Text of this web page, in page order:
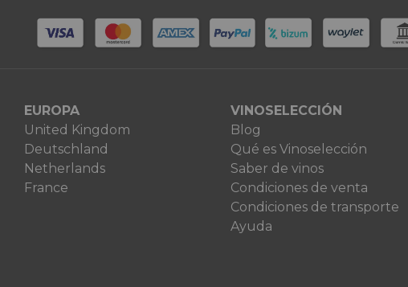
EUROPA
United Kingdom
Deutschland
Netherlands
France
VINOSELECCIÓN
Blog
Qué es Vinoselección
Saber de vinos
Condiciones de venta
Condiciones de transporte
Ayuda